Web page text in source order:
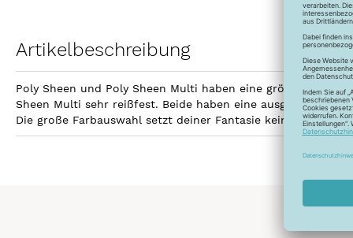
Artikelbeschreibung
Poly Sheen und Poly Sheen Multi haben eine größere
Sheen Multi sehr reißfest. Beide haben eine
Die große Farbauswahl setzt deiner Fantasie keine Grenzen